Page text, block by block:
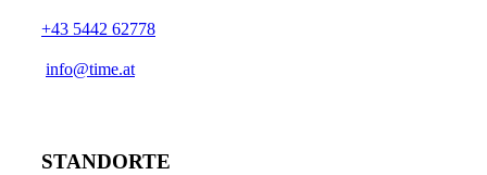
+43 5442 62778
­info@time.at
STANDORTE